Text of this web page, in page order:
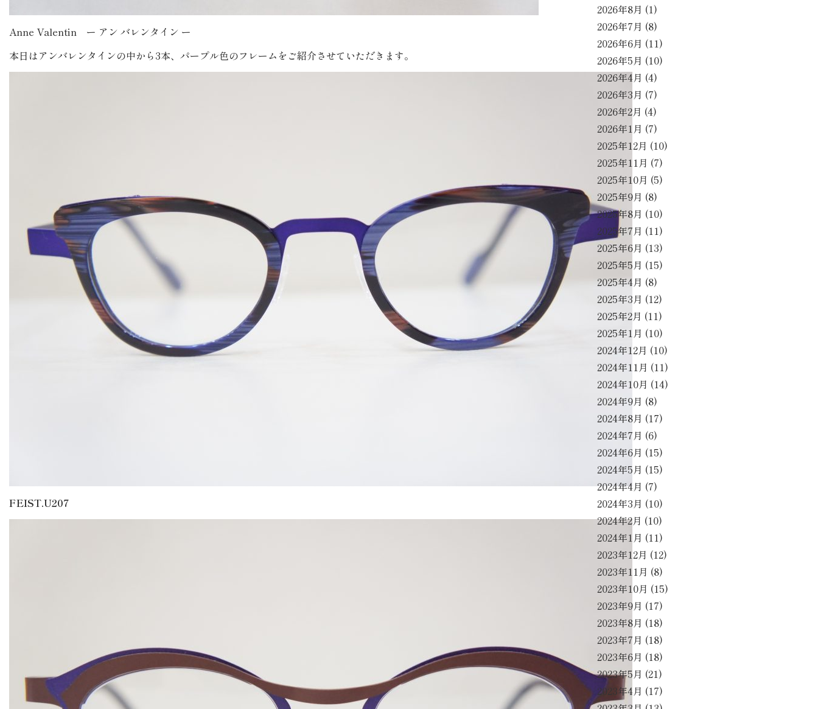
Anne Valentin ー アン バレンタイン ー
本日はアンバレンタインの中から3本、パープル色のフレームをご紹介させていただきます。
FEIST.U207
2026年8月 (1)
2026年7月 (8)
2026年6月 (11)
2026年5月 (10)
2026年4月 (4)
2026年3月 (7)
2026年2月 (4)
2026年1月 (7)
2025年12月 (10)
2025年11月 (7)
2025年10月 (5)
2025年9月 (8)
2025年8月 (10)
2025年7月 (11)
2025年6月 (13)
2025年5月 (15)
2025年4月 (8)
2025年3月 (12)
2025年2月 (11)
2025年1月 (10)
2024年12月 (10)
2024年11月 (11)
2024年10月 (14)
2024年9月 (8)
2024年8月 (17)
2024年7月 (6)
2024年6月 (15)
2024年5月 (15)
2024年4月 (7)
2024年3月 (10)
2024年2月 (10)
2024年1月 (11)
2023年12月 (12)
2023年11月 (8)
2023年10月 (15)
2023年9月 (17)
2023年8月 (18)
2023年7月 (18)
2023年6月 (18)
2023年5月 (21)
2023年4月 (17)